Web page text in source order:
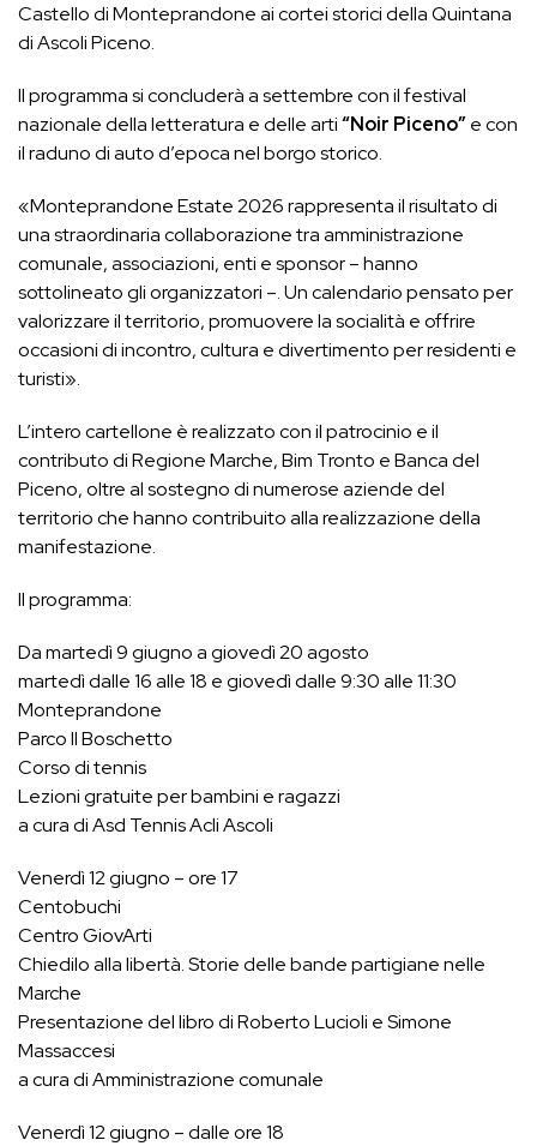
Castello di Monteprandone ai cortei storici della Quintana
di Ascoli Piceno.
Il programma si concluderà a settembre con il festival
nazionale della letteratura e delle arti“Noir Piceno”e con
il raduno di auto d’epoca nel borgo storico.
«Monteprandone Estate 2026 rappresenta il risultato di
una straordinaria collaborazione tra amministrazione
comunale, associazioni, enti e sponsor – hanno
sottolineato gli organizzatori –. Un calendario pensato per
valorizzare il territorio, promuovere la socialità e offrire
occasioni di incontro, cultura e divertimento per residenti e
turisti».
L’intero cartellone è realizzato con il patrocinio e il
contributo di Regione Marche, Bim Tronto e Banca del
Piceno, oltre al sostegno di numerose aziende del
territorio che hanno contribuito alla realizzazione della
manifestazione.
Il programma:
Da martedì 9 giugno a giovedì 20 agosto
martedì dalle 16 alle 18 e giovedì dalle 9:30 alle 11:30
Monteprandone
Parco Il Boschetto
Corso di tennis
Lezioni gratuite per bambini e ragazzi
a cura di Asd Tennis Acli Ascoli
Venerdì 12 giugno – ore 17
Centobuchi
Centro GiovArti
Chiedilo alla libertà. Storie delle bande partigiane nelle
Marche
Presentazione del libro di Roberto Lucioli e Simone
Massaccesi
a cura di Amministrazione comunale
Venerdì 12 giugno – dalle ore 18